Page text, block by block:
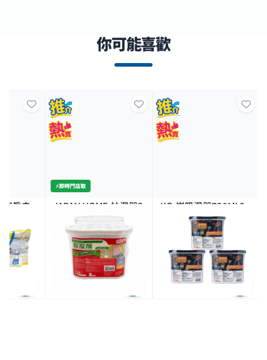
你可能喜歡
廚房去
⚡️即時門店取
JAPAN HOME-抽濕器3
個裝720MLX3
4K+
$17.9 $19.9
全場買4送1(共選5件商品)
KO-炭吸濕器720ML3
$17.9 $21.9
特價
全場買4送1(共選5件商品)